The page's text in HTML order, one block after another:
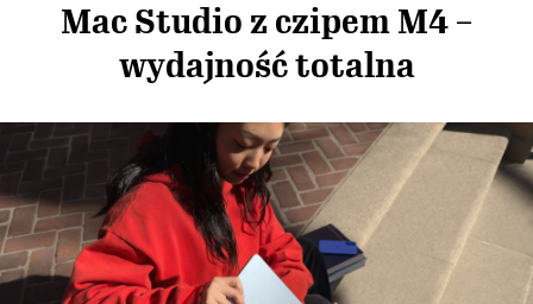
Mac Studio z czipem M4 –
wydajność totalna